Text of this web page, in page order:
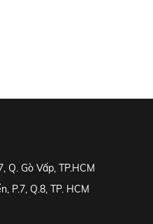
Q. Gò Vấp, TP.HCM
P.7, Q.8, TP. HCM